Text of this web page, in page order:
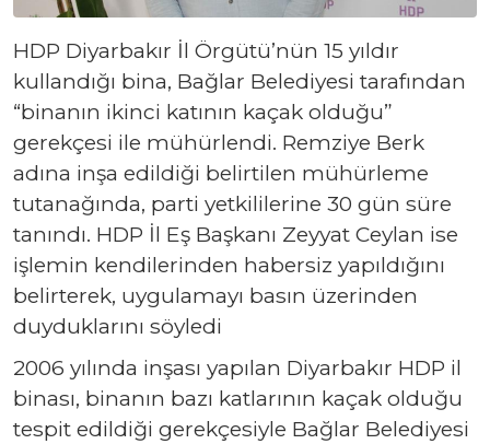
HDP Diyarbakır İl Örgütü’nün 15 yıldır
kullandığı bina, Bağlar Belediyesi tarafından
“binanın ikinci katının kaçak olduğu”
gerekçesi ile mühürlendi. Remziye Berk
adına inşa edildiği belirtilen mühürleme
tutanağında, parti yetkililerine 30 gün süre
tanındı. HDP İl Eş Başkanı Zeyyat Ceylan ise
işlemin kendilerinden habersiz yapıldığını
belirterek, uygulamayı basın üzerinden
duyduklarını söyledi
2006 yılında inşası yapılan Diyarbakır HDP il
binası, binanın bazı katlarının kaçak olduğu
tespit edildiği gerekçesiyle Bağlar Belediyesi